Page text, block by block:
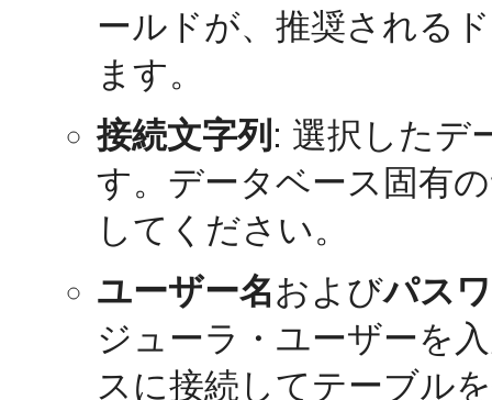
ールドが、推奨される
ます。
接続文字列 : 選択したデ
す。データベース固有
してください。
ユーザー名およびパス
ジューラ・ユーザーを
スに接続してテーブル